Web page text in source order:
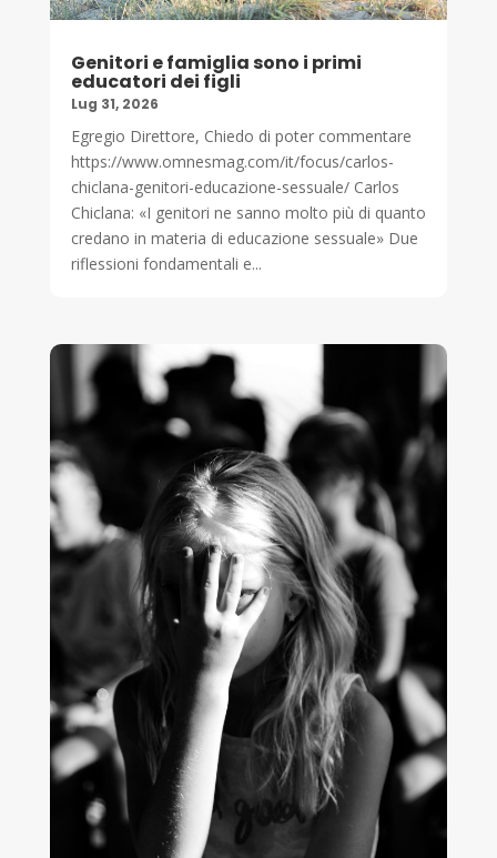
Genitori e famiglia sono i primi
educatori dei figli
Lug 31, 2026
Egregio Direttore, Chiedo di poter commentare
https://www.omnesmag.com/it/focus/carlos-
chiclana-genitori-educazione-sessuale/ Carlos
Chiclana: «I genitori ne sanno molto più di quanto
credano in materia di educazione sessuale» Due
riflessioni fondamentali e...